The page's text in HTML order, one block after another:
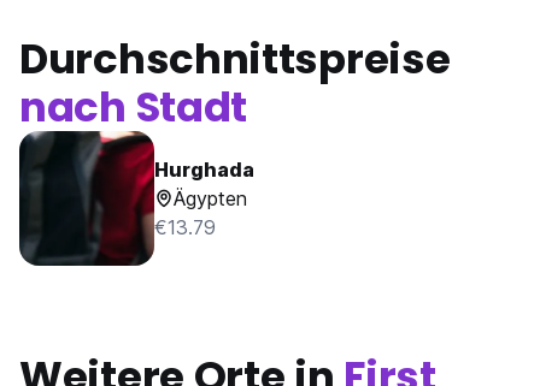
Durchschnittspreise
nach Stadt
Hurghada
Ägypten
€13.79